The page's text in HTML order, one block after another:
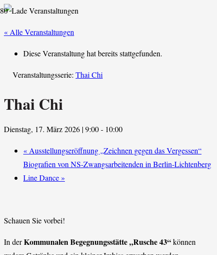
« Alle Veranstaltungen
Diese Veranstaltung hat bereits stattgefunden.
Veranstaltungsserie: Thai Chi
Thai Chi
Dienstag, 17. März 2026 | 9:00- 10:00
« Ausstellungseröffnung „Zeichnen gegen das Vergessen“
Biografien von NS-Zwangsarbeitenden in Berlin-Lichtenberg
Line Dance»
Schauen Sie vorbei!
In derKommunalen Begegnungsstätte „Rusche 43“können